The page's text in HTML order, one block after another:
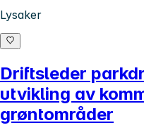
Lysaker
Driftsleder
utvikling av
grøntområder